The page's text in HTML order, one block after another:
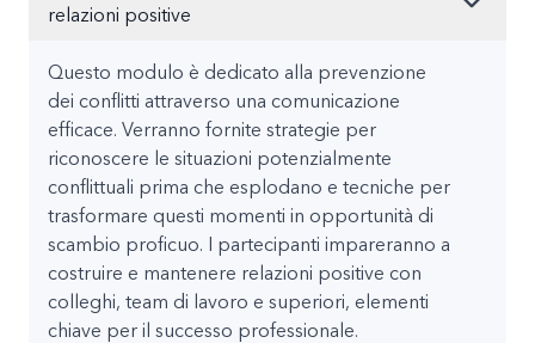
relazioni positive
Questo modulo è dedicato alla prevenzione
dei conflitti attraverso una comunicazione
efficace. Verranno fornite strategie per
riconoscere le situazioni potenzialmente
conflittuali prima che esplodano e tecniche per
trasformare questi momenti in opportunità di
scambio proficuo. I partecipanti impareranno a
costruire e mantenere relazioni positive con
colleghi, team di lavoro e superiori, elementi
chiave per il successo professionale.